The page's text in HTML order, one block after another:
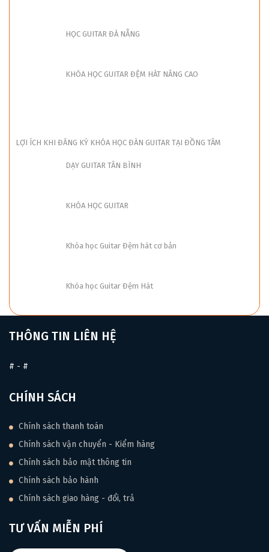
HỌC GUITAR ĐÀ NẴNG
KHÓA HỌC GUITAR ĐỆM HÁT NÂNG CAO
LỢI ÍCH KHI ĐĂNG KÝ KHÓA HỌC ĐÀN GUITAR TẠI ĐỒNG TÂM
DẠY GUITAR TÂN BÌNH
KHÓA HỌC GUITAR
Khóa học Guitar Đệm hát cơ bản
Khóa học Guitar Đệm Hát
THÔNG TIN LIÊN HỆ
# - #
CHÍNH SÁCH
Chính sách thanh toán
Chính sách vận chuyển - Kiểm hàng
Chính sách bảo mật thông tin
Chính sách bảo hành
Chính sách giao hàng - đổi, trả
TƯ VẤN MIỄN PHÍ